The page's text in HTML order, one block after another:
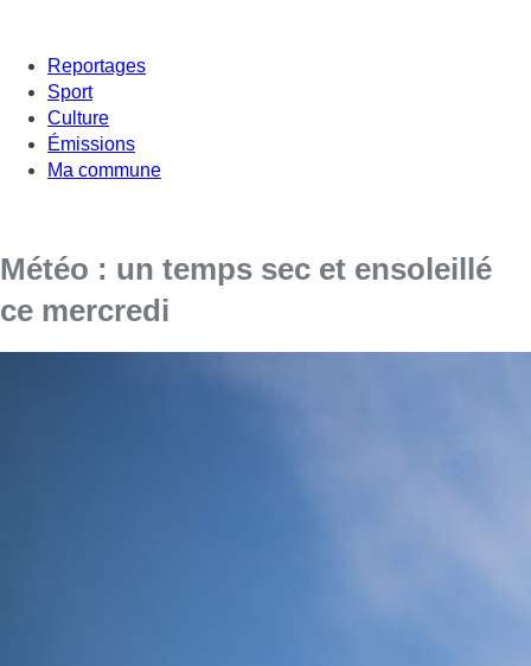
Reportages
Sport
Culture
Émissions
Ma commune
Météo : un temps sec et ensoleillé
ce mercredi